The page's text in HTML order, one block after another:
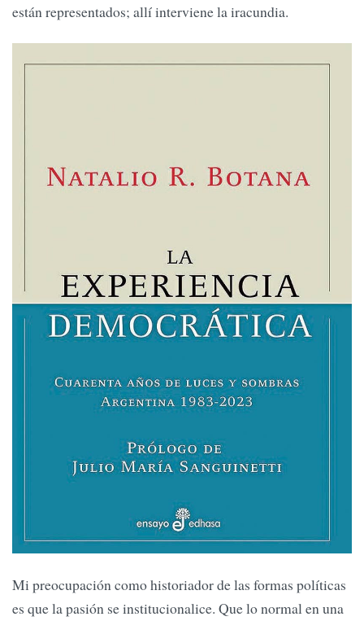
están representados; allí interviene la iracundia.
Mi preocupación como historiador de las formas políticas
es que la pasión se institucionalice. Que lo normal en una